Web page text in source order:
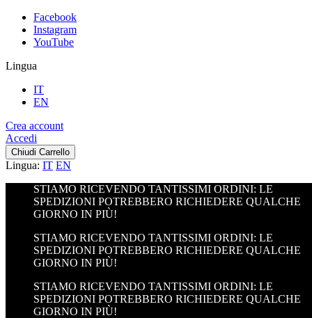
Facebook
Instagram
YouTube
Lingua
IT
EN
Crea account
Accedi
Chiudi Carrello
Lingua: IT EN
STIAMO RICEVENDO TANTISSIMI ORDINI: LE
SPEDIZIONI POTREBBERO RICHIEDERE QUALCHE
GIORNO IN PIÙ!
STIAMO RICEVENDO TANTISSIMI ORDINI: LE
SPEDIZIONI POTREBBERO RICHIEDERE QUALCHE
GIORNO IN PIÙ!
STIAMO RICEVENDO TANTISSIMI ORDINI: LE
SPEDIZIONI POTREBBERO RICHIEDERE QUALCHE
GIORNO IN PIÙ!